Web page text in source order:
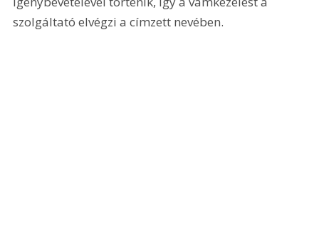
szolgáltató elvégzi a címzett nevében.